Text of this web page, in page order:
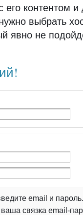
его контентом
выбрать
явно не
email и
связка email-